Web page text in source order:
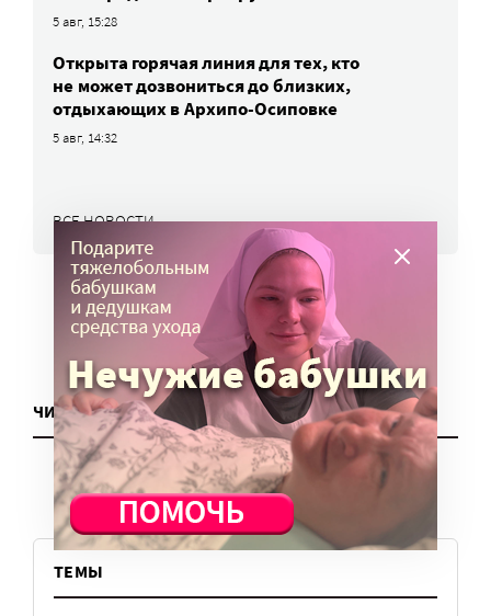
5 авг, 15:28
Открыта горячая линия для тех, кто
не может дозвониться до близких,
отдыхающих в Архипо-Осиповке
5 авг, 14:32
ВСЕ НОВОСТИ
ЧИТАТЬ ЕЩЕ
ТЕМЫ